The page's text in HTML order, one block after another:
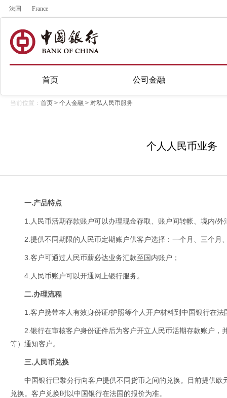
法国 France
首页 公司金融
当前位置： 首页 > 个人金融 > 对私人民币服务
个人人民币业务
一.产品特点
1.人民币活期存款账户可以办理现金存取、账户间转帐、境内/外
2.提供不同期限的人民币定期账户供客户选择：一个月、三个月
3.客户可通过人民币薪必达业务汇款至国内账户；
4.人民币账户可以开通网上银行服务。
二.办理流程
1.客户携带本人有效身份证/护照等个人开户材料到中国银行在
2.银行在审核客户身份证件后为客户开立人民币活期存款账户，
等）通知客户。
三.人民币兑换
中国银行巴黎分行向客户提供不同货币之间的兑换。目前提供
兑换。客户兑换时以中国银行在法国的报价为准。